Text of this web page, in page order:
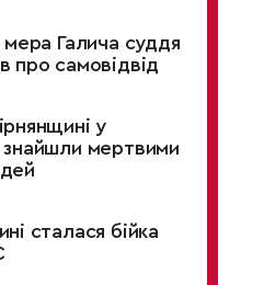
мера Галича суддя
про самовідвід
у
знайшли мертвими
сталася бійка